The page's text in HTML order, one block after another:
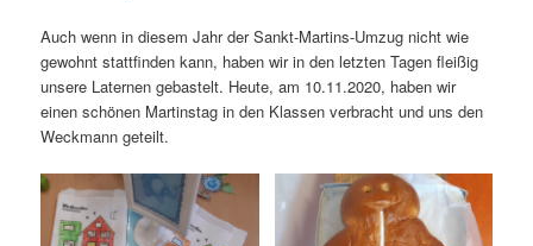
Auch wenn in diesem Jahr der Sankt-Martins-Umzug nicht wie
gewohnt stattfinden kann, haben wir in den letzten Tagen fleißig
unsere Laternen gebastelt. Heute, am 10.11.2020, haben wir
einen schönen Martinstag in den Klassen verbracht und uns den
Weckmann geteilt.